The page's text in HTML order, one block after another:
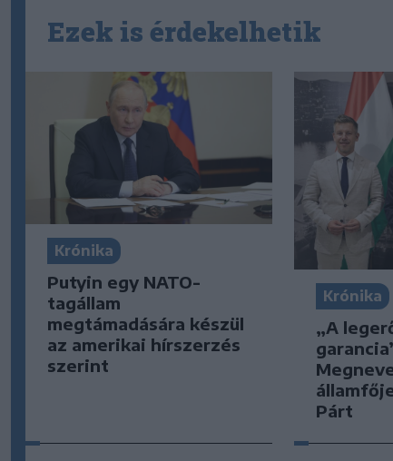
Ezek is érdekelhetik
Krónika
Putyin egy NATO-
tagállam
megtámadására készül
az amerikai hírszerzés
szerint
Krónika
„A
Párt